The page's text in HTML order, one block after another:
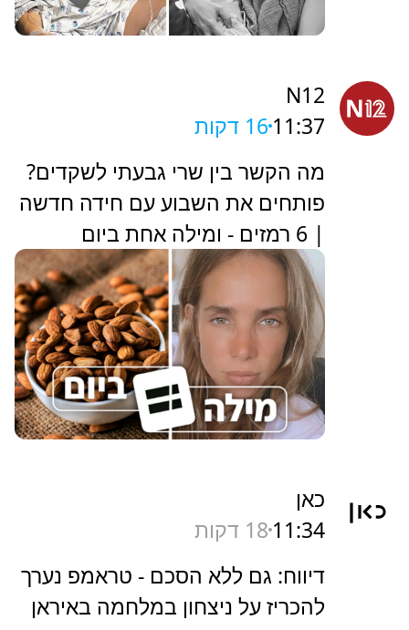
N12
11:37 16 דקות
מה הקשר בין שרי גבעתי לשקדים?
פותחים את השבוע עם חידה חדשה
| 6 רמזים - ומילה אחת ביום
כאן
11:34 18 דקות
דיווח: גם ללא הסכם - טראמפ נערך
להכריז על ניצחון במלחמה באיראן